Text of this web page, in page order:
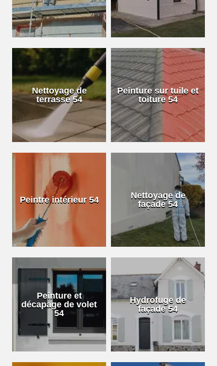
Nettoyage de
terrasse 54
Peinture sur tuile et
toiture 54
Peintre intérieur 54
Nettoyage de
façade 54
Peinture et
décapage de volet
54
Hydrofuge de
façade 54